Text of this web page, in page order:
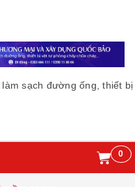
sạch đường ống, thiết
0